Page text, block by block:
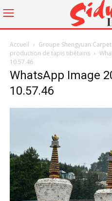
Accueil
Groupe Shengyuan
production de tapis tibétains
10.57.46
WhatsApp Image
10.57.46